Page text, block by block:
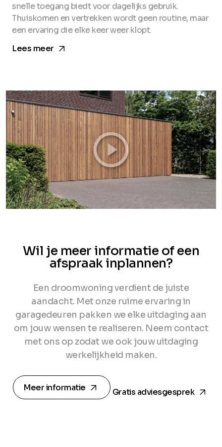
snelle toegang biedt voor dagelijks gebruik.
Thuiskomen en vertrekken wordt geen routine, maar
een ervaring die elke keer weer klopt.
Lees meerarrow_forward
Wil je meer informatie of een
afspraak inplannen?
Een droomwoning verdient de juiste
aandacht. Met onze ruime ervaring in
garagedeuren pakken we elke uitdaging aan
om jouw wensen te realiseren. Neem contact
met ons op zodat we ook jouw uitdaging
werkelijkheid maken.
Meer informatiearrow_forward Gratis adviesgesprekarrow_forward